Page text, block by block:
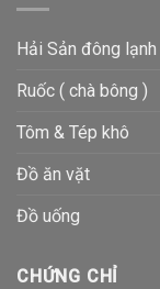
Hải Sản đông lạnh
Ruốc ( chà bông )
Tôm & Tép khô
Đồ ăn vặt
Đồ uống
CHỨNG CHỈ